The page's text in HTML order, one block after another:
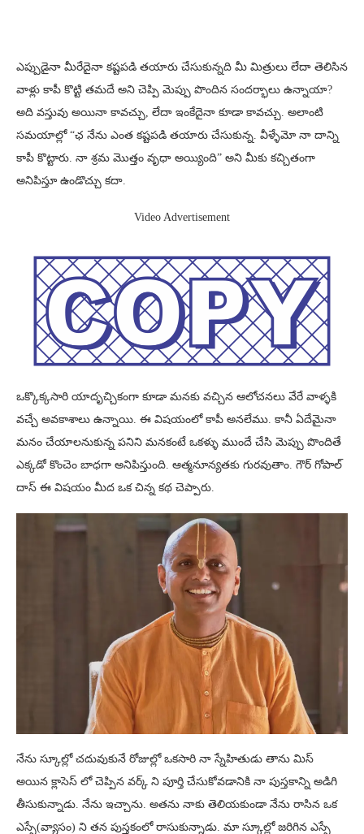
ఎప్పుడైనా మీరేదైనా కష్టపడి తయారు చేసుకున్నది మీ మిత్రులు లేదా తెలిసిన
వాళ్లు కాపీ కొట్టి తమదే అని చెప్పి మెప్పు పొందిన సందర్భాలు ఉన్నాయా?
అది వస్తువు అయినా కావచ్చు, లేదా ఇంకేదైనా కూడా కావచ్చు. అలాంటి
సమయాల్లో “ఛ నేను ఎంత కష్టపడి తయారు చేసుకున్న. వీళ్ళేమో నా దాన్ని
కాపీ కొట్టారు. నా శ్రమ మొత్తం వృధా అయ్యింది” అని మీకు కచ్చితంగా
అనిపిస్తూ ఉండొచ్చు కదా.
Video Advertisement
ఒక్కొక్కసారి యాదృచ్చికంగా కూడా మనకు వచ్చిన ఆలోచనలు వేరే వాళ్ళకి
వచ్చే అవకాశాలు ఉన్నాయి. ఈ విషయంలో కాపీ అనలేము. కానీ ఏదేమైనా
మనం చేయాలనుకున్న పనిని మనకంటే ఒకళ్ళు ముందే చేసి మెప్పు పొందితే
ఎక్కడో కొంచెం బాధగా అనిపిస్తుంది. ఆత్మనూన్యతకు గురవుతాం. గౌర్ గోపాల్
దాస్ ఈ విషయం మీద ఒక చిన్న కథ చెప్పారు.
నేను స్కూల్లో చదువుకునే రోజుల్లో ఒకసారి నా స్నేహితుడు తాను మిస్
అయిన క్లాసెస్ లో చెప్పిన వర్క్ ని పూర్తి చేసుకోవడానికి నా పుస్తకాన్ని అడిగి
తీసుకున్నాడు. నేను ఇచ్చాను. అతను నాకు తెలియకుండా నేను రాసిన ఒక
ఎస్సే(వ్యాసం) ని తన పుస్తకంలో రాసుకున్నాడు. మా స్కూల్లో జరిగిన ఎస్సే